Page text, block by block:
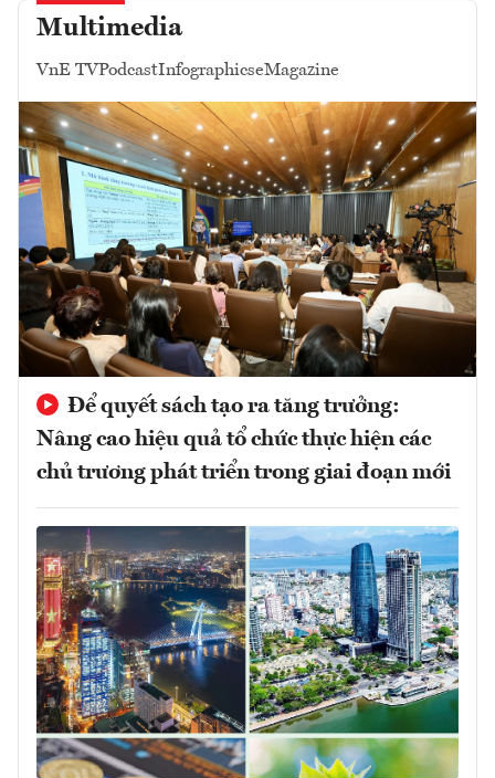
Multimedia
VnE TVPodcastInfographicseMagazine
Để quyết sách tạo ra tăng trưởng:
Nâng cao hiệu quả tổ chức thực hiện các
chủ trương phát triển trong giai đoạn mới